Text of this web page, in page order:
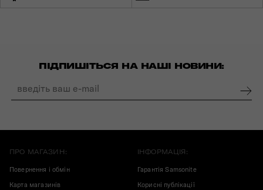
ПІДПИШІТЬСЯ НА НАШІ НОВИНИ:
ПРО МАГАЗИН:
Повернення і обмін
Карта магазинів
ІНФОРМАЦІЯ:
Гарантія Samsonite
Корисні публікації